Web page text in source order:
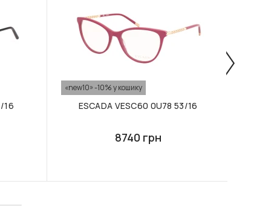
16
«new10» -10% у кошику
ESCADA VESC60 0U78 53/16
8740 грн